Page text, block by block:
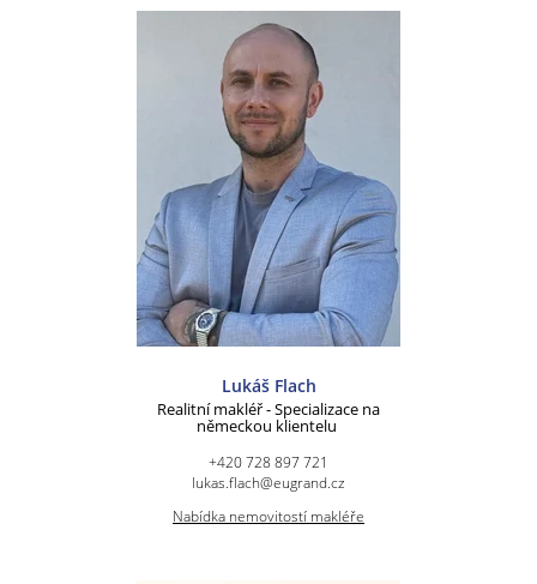
Lukáš Flach
Realitní makléř - Specializace na
německou klientelu
+420 728 897 721
lukas.flach@eugrand.cz
Nabídka nemovitostí makléře